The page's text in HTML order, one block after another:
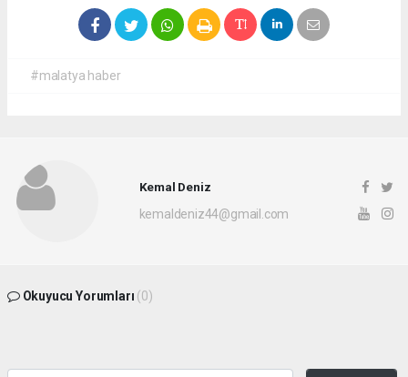
#malatya haber
Kemal Deniz
kemaldeniz44@gmail.com
Okuyucu Yorumları (0)